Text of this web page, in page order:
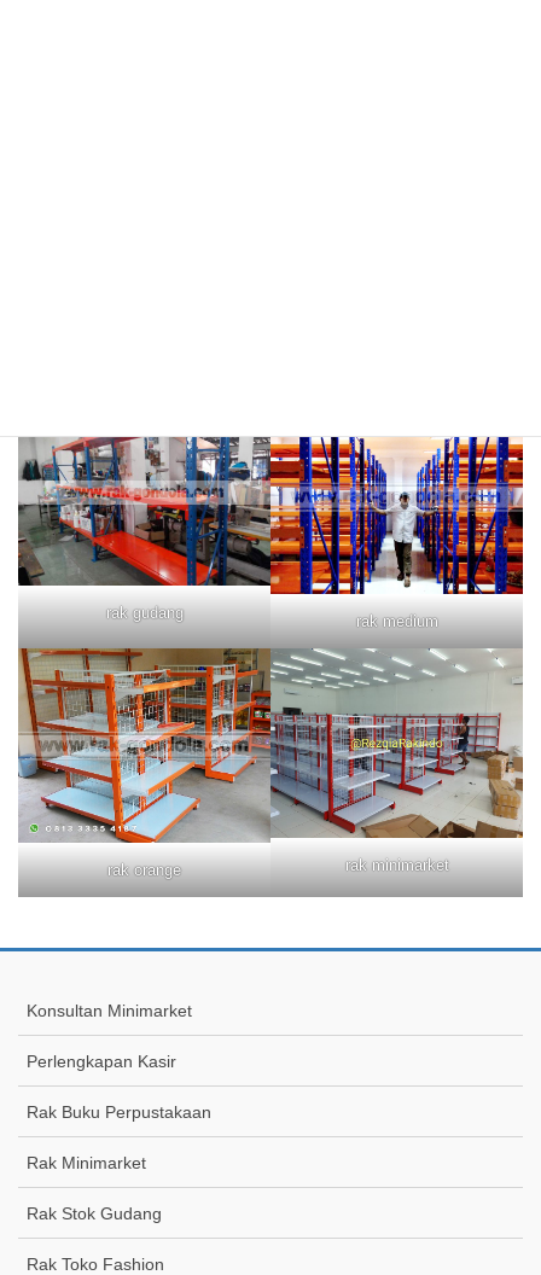
rak gudang rak medium
rak orange rak minimarket
Konsultan Minimarket
Perlengkapan Kasir
Rak Buku Perpustakaan
Rak Minimarket
Rak Stok Gudang
Rak Toko Fashion